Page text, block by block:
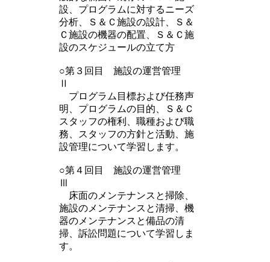
設、プログラムに対するニーズ
分析、Ｓ＆Ｃ施設の設計、Ｓ＆
Ｃ施設の機器の配置、Ｓ＆Ｃ施
設のスケジュールの立て方
○第３回目 施設の運営管理
Ⅱ
プログラム目標および任務声
明、プログラムの目的、Ｓ＆Ｃ
スタッフの権利、職種および職
務、スタッフの方針と活動、施
設管理について学習します。
○第４回目 施設の運営管理
Ⅲ
床面のメンテナンスと掃除、
施設のメンテナンスと清掃、機
器のメンテナンスと備品の清
掃、訴訟問題について学習しま
す。